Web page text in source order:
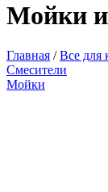
Мойки и
Главная /Все для
Смесители
Мойки